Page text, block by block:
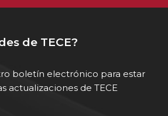
de TECE?
boletín electrónico para estar
actualizaciones de TECE